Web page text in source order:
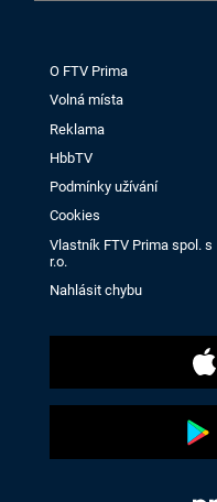
O FTV Prima
Volná místa
Reklama
HbbTV
Podmínky užívání
Cookies
Vlastník FTV Prima spol. s
r.o.
Nahlásit chybu